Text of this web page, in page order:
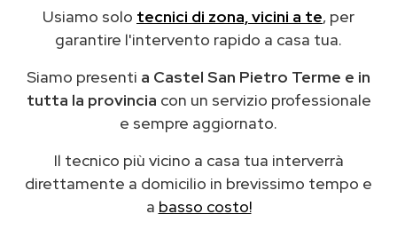
Usiamo solo tecnici di zona, vicini a te, per
garantire l'intervento rapido a casa tua.
Siamo presenti a Castel San Pietro Terme e in
tutta la provincia con un servizio professionale
e sempre aggiornato.
Il tecnico più vicino a casa tua interverrà
direttamente a domicilio in brevissimo tempo e
a basso costo!